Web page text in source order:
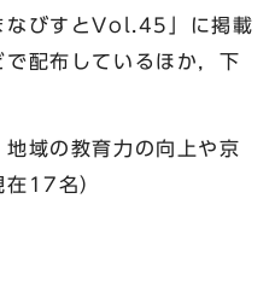
なびすとVol.45」に掲載
配布しているほか，下
域の教育力の向上や京
17名）